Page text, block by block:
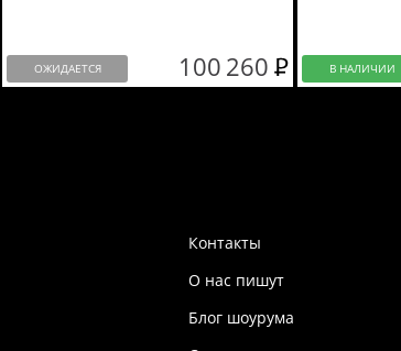
ОЖИДАЕТСЯ 100 260 В НАЛИЧИИ
Контакты
О нас пишут
Блог шоурума